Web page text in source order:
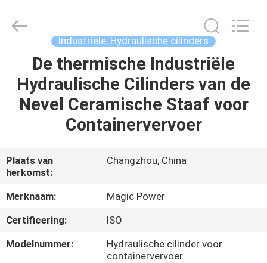
THUIS
PRODUCTEN
OVER
ONS
FABRIEKSTOCHT
EQUIPMENT
CO.,LTD.
Industriële, Hydraulische cilinders
De thermische Industriële
Hydraulische Cilinders van de
Nevel Ceramische Staaf voor
Containervervoer
Plaats van
herkomst:
Changzhou, China
Merknaam:
Magic Power
Certificering:
ISO
Modelnummer:
Hydraulische cilinder voor
containervervoer